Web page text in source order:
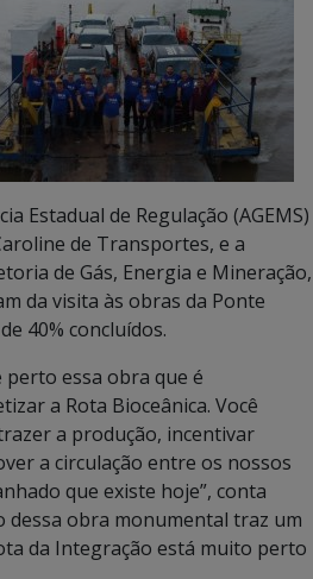
Estadual de Regulação (AGEMS)
de Transportes, e a
de Gás, Energia e Mineração,
da visita às obras da Ponte
40% concluídos.
perto essa obra que é
a Rota Bioceânica. Você
a produção, incentivar
a circulação entre os nossos
que existe hoje”, conta
dessa obra monumental traz um
da Integração está muito perto